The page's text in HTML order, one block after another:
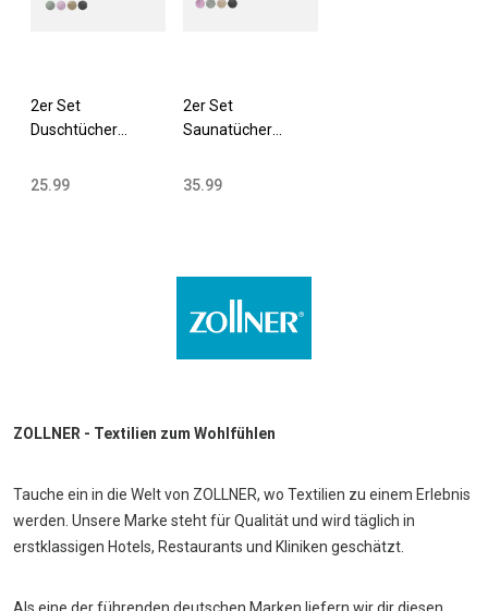
2er Set
Duschtücher
Baumwolle 420
25.99
2er Set
Saunatücher
Baumwolle 420
35.99
ZOLLNER - Textilien zum Wohlfühlen
Tauche ein in die Welt von ZOLLNER, wo Textilien zu einem Erlebnis
werden. Unsere Marke steht für Qualität und wird täglich in
erstklassigen Hotels, Restaurants und Kliniken geschätzt.